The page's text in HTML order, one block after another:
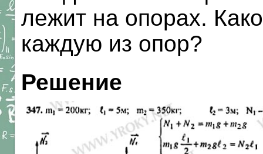
лежит на опорах.
каждую из опор?
Решение